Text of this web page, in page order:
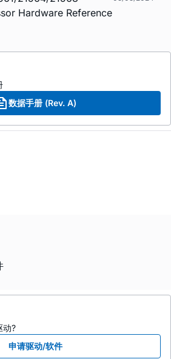
Hardware Reference
数据手册 (Rev. A)
动?
申请驱动/软件